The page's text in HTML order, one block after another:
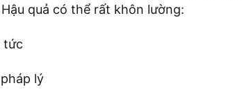
quả có thể rất khôn lường:
tức
lý